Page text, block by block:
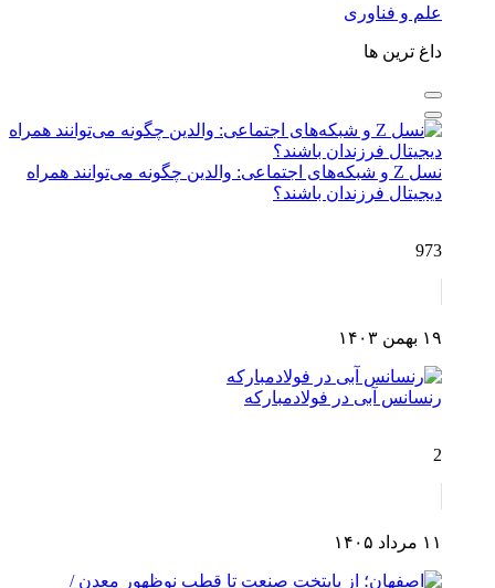
علم و فناوری
داغ ترین ها
نسل Z و شبکه‌های اجتماعی: والدین چگونه می‌توانند همراه
دیجیتال فرزندان باشند؟
973
۱۹ بهمن ۱۴۰۳
رنسانس آبی در فولادمبارکه
2
۱۱ مرداد ۱۴۰۵